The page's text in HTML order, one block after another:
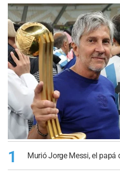
1 Murió Jorge Messi, el papá